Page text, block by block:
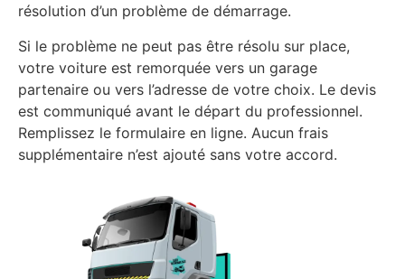
résolution d’un problème de démarrage.
Si le problème ne peut pas être résolu sur place,
votre voiture est remorquée vers un garage
partenaire ou vers l’adresse de votre choix. Le devis
est communiqué avant le départ du professionnel.
Remplissez le formulaire en ligne. Aucun frais
supplémentaire n’est ajouté sans votre accord.